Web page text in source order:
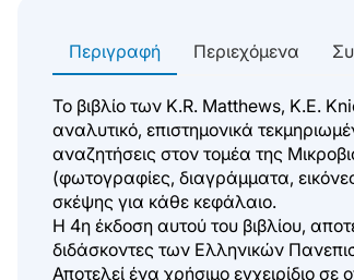
Περιγραφή Περιεχόμενα
Το βιβλίο των K.R. Matthews, K.E.
αναλυτικό, επιστημονικά
αναζητήσεις στον τομέα της
(φωτογραφίες, διαγράμματα,
σκέψης για κάθε κεφάλαιο.
Η 4η έκδοση αυτού του βιβλίου,
διδάσκοντες των Ελληνικών
Αποτελεί ένα χρήσιμο εγχειρίδιο